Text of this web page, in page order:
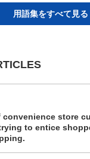
用語集をすべて見る
convenience store
to entice